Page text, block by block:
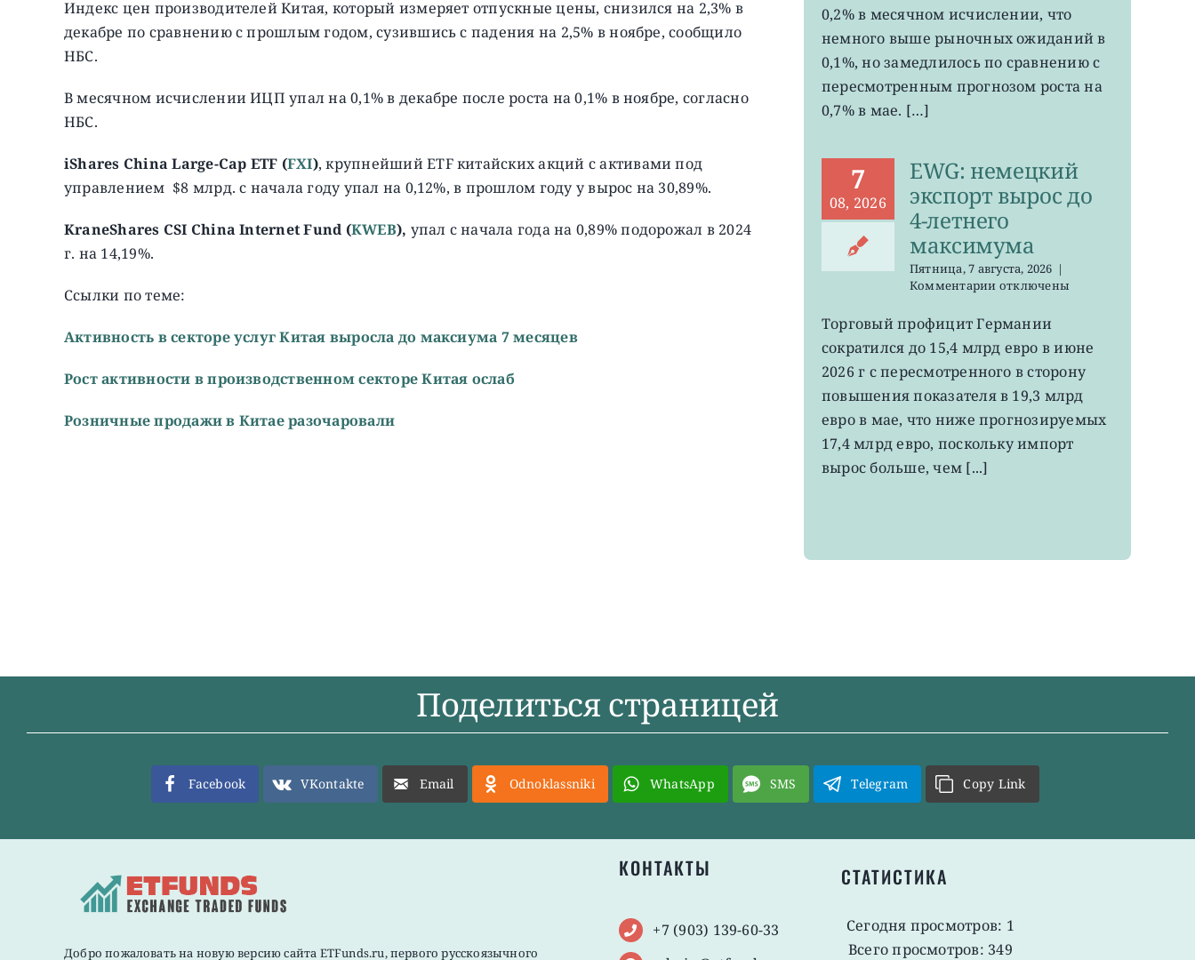
Индекс цен производителей Китая, который измеряет отпускные цены, снизился на 2,3% в
декабре по сравнению с прошлым годом, сузившись с падения на 2,5% в ноябре, сообщило
НБС.
В месячном исчислении ИЦП упал на 0,1% в декабре после роста на 0,1% в ноябре, согласно
НБС.
iShares China Large-Cap ETF (FXI), крупнейший ETF китайских акций с активами под
управлением $8 млрд. с начала году упал на 0,12%, в прошлом году у вырос на 30,89%.
KraneShares CSI China Internet Fund (KWEB), упал с начала года на 0,89% подорожал в 2024
г. на 14,19%.
Ссылки по теме:
Активность в секторе услуг Китая выросла до максиума 7 месяцев
Рост активности в производственном секторе Китая ослаб
Розничные продажи в Китае разочаровали
Германии
до
0,2%
0,2% в месячном исчислении, что
немного выше рыночных ожиданий в
0,1%, но замедлилось по сравнению с
пересмотренным прогнозом роста на
0,7% в мае. […]
7
08, 2026
EWG: немецкий
экспорт вырос до
4-летнего
максимума
Пятница, 7 августа, 2026 |
Комментариик
EWG:
немецкий
экспорт
вырос
4-
летнего
отключены
Торговый профицит Германии
сократился до 15,4 млрд евро в июне
2026 г с пересмотренного в сторону
повышения показателя в 19,3 млрд
евро в мае, что ниже прогнозируемых
17,4 млрд евро, поскольку импорт
вырос больше, чем [...]
Поделиться страницей
Facebook VKontakte Email Odnoklassniki WhatsApp SMS Telegram Copy Link
Добро пожаловать на новую версию сайта ETFunds.ru, первого русскоязычного
КОНТАКТЫ
+7 (903) 139-60-33
СТАТИСТИКА
Сегодня просмотров: 1
Всего просмотров: 349